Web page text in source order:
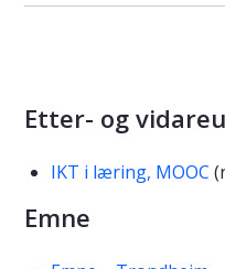
Etter- og
IKT i læring, MOOC
Emne